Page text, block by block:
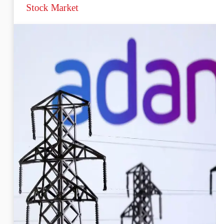
Stock Market